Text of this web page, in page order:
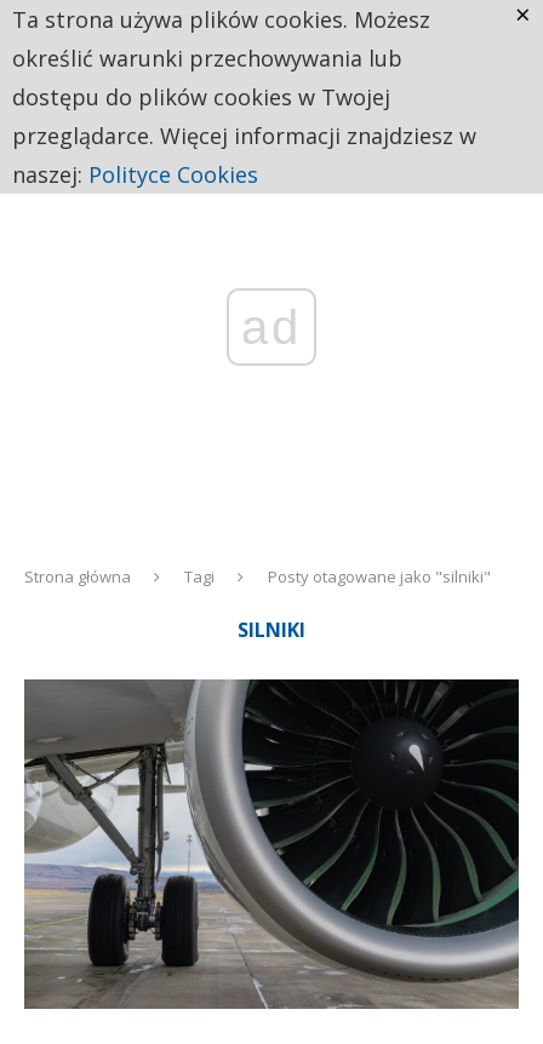
ad
Strona główna Tagi Posty otagowane jako "silniki"
SILNIKI
Ta strona używa plików cookies. Możesz
określić warunki przechowywania lub
dostępu do plików cookies w Twojej
przeglądarce. Więcej informacji znajdziesz w
naszej: Polityce Cookies
×